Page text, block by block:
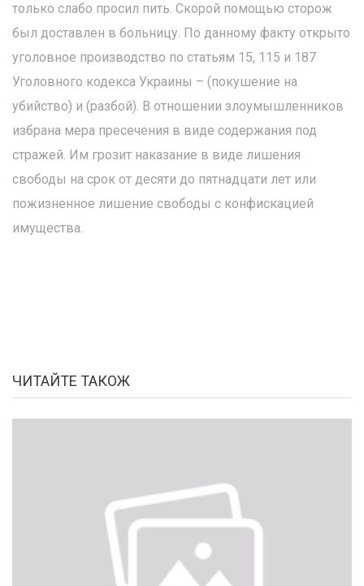
только слабо просил пить. Скорой помощью сторож
был доставлен в больницу. По данному факту открыто
уголовное производство по статьям 15, 115 и 187
Уголовного кодекса Украины – (покушение на
убийство) и (разбой). В отношении злоумышленников
избрана мера пресечения в виде содержания под
стражей. Им грозит наказание в виде лишения
свободы на срок от десяти до пятнадцати лет или
пожизненное лишение свободы с конфискацией
имущества.
ЧИТАЙТЕ ТАКОЖ